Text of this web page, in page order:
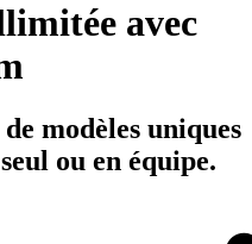
avec
modèles uniques
ou en équipe.